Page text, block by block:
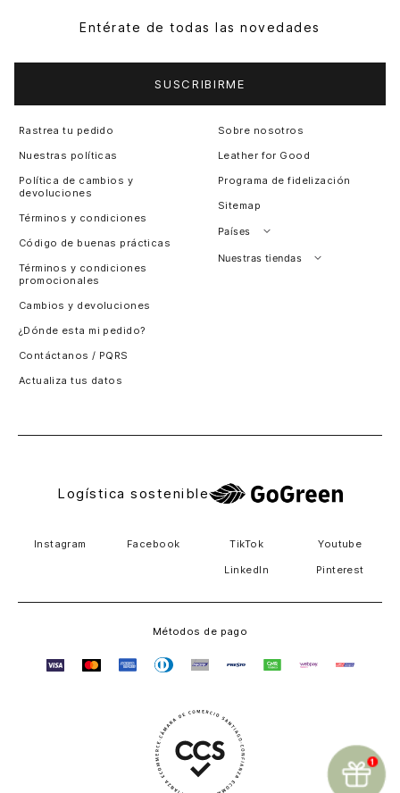
Entérate de todas las novedades
SUSCRIBIRME
Rastrea tu pedido
Nuestras políticas
Política de cambios y
devoluciones
Términos y condiciones
Código de buenas prácticas
Términos y condiciones
promocionales
Cambios y devoluciones
¿Dónde esta mi pedido?
Contáctanos / PQRS
Actualiza tus datos
Sobre nosotros
Leather for Good
Programa de fidelización
Sitemap
Países
Perú
Nuestras tiendas
Logística sostenible
Instagram Facebook TikTok Youtube
LinkedIn Pinterest
Métodos de pago